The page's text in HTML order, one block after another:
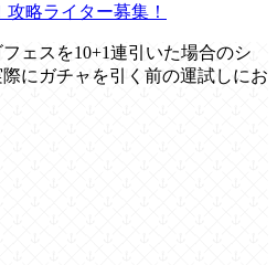
略ライター募集！
ェスを10+1連引いた場合のシ
にガチャを引く前の運試しにお